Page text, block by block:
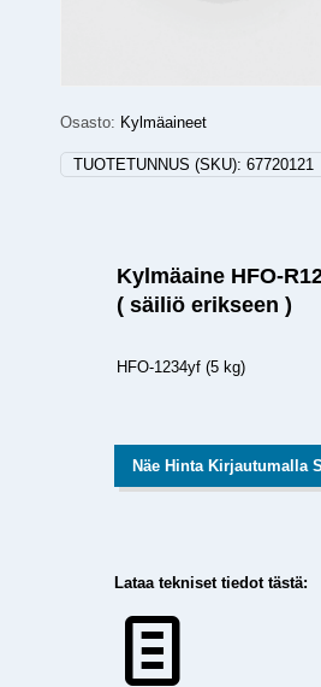
Osasto: Kylmäaineet
TUOTETUNNUS (SKU): 67720121
Kylmäaine HFO-
( säiliö erikseen )
HFO-1234yf (5 kg)
Näe Hinta Kirjautumalla
Lataa tekniset tiedot tästä: